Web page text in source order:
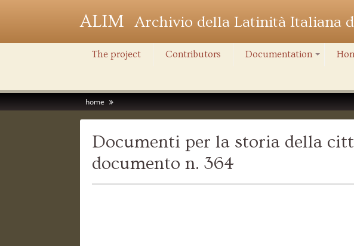
ALIM Archivio della Latinità Italiana
The project Contributors Documentation
home
Documenti per la storia della
documento n. 364